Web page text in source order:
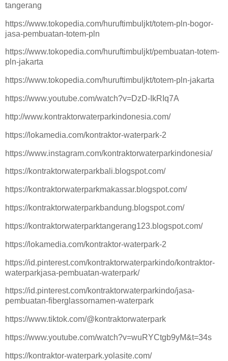
tangerang
https://www.tokopedia.com/huruftimbuljkt/totem-pln-bogor-
jasa-pembuatan-totem-pln
https://www.tokopedia.com/huruftimbuljkt/pembuatan-totem-
pln-jakarta
https://www.tokopedia.com/huruftimbuljkt/totem-pln-jakarta
https://www.youtube.com/watch?v=DzD-IkRIq7A
http://www.kontraktorwaterparkindonesia.com/
https://lokamedia.com/kontraktor-waterpark-2
https://www.instagram.com/kontraktorwaterparkindonesia/
https://kontraktorwaterparkbali.blogspot.com/
https://kontraktorwaterparkmakassar.blogspot.com/
https://kontraktorwaterparkbandung.blogspot.com/
https://kontraktorwaterparktangerang123.blogspot.com/
https://lokamedia.com/kontraktor-waterpark-2
https://id.pinterest.com/kontraktorwaterparkindo/kontraktor-
waterparkjasa-pembuatan-waterpark/
https://id.pinterest.com/kontraktorwaterparkindo/jasa-
pembuatan-fiberglassornamen-waterpark
https://www.tiktok.com/@kontraktorwaterpark
https://www.youtube.com/watch?v=wuRYCtgb9yM&t=34s
https://kontraktor-waterpark.yolasite.com/